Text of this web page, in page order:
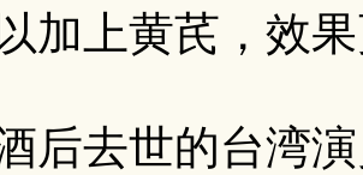
加上黄芪，效
后去世的台湾